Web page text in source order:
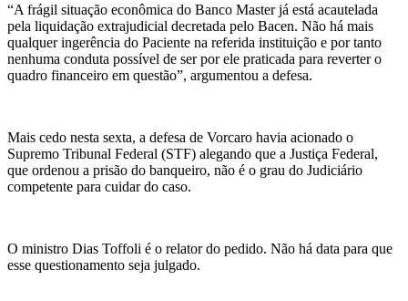
“A frágil situação econômica do Banco Master já está acautelada
pela liquidação extrajudicial decretada pelo Bacen. Não há mais
qualquer ingerência do Paciente na referida instituição e por tanto
nenhuma conduta possível de ser por ele praticada para reverter o
quadro financeiro em questão”, argumentou a defesa.
Mais cedo nesta sexta, a defesa de Vorcaro havia acionado o
Supremo Tribunal Federal (STF) alegando que a Justiça Federal,
que ordenou a prisão do banqueiro, não é o grau do Judiciário
competente para cuidar do caso.
O ministro Dias Toffoli é o relator do pedido. Não há data para que
esse questionamento seja julgado.